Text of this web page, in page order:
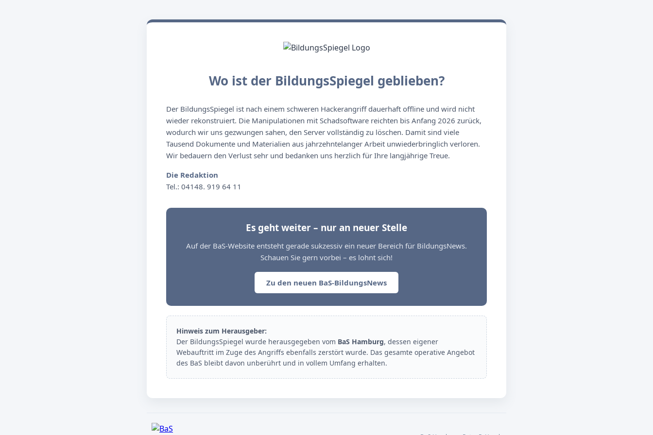
Wo ist der BildungsSpiegel geblieben?
Der BildungsSpiegel ist nach einem schweren Hackerangriff dauerhaft offline und wird nicht
wieder rekonstruiert. Die Manipulationen mit Schadsoftware reichten bis Anfang 2026 zurück,
wodurch wir uns gezwungen sahen, den Server vollständig zu löschen. Damit sind viele
Tausend Dokumente und Materialien aus jahrzehntelanger Arbeit unwiederbringlich verloren.
Wir bedauern den Verlust sehr und bedanken uns herzlich für Ihre langjährige Treue.
Die Redaktion
Tel.: 04148. 919 64 11
Es geht weiter – nur an neuer Stelle
Auf der BaS-Website entsteht gerade sukzessiv ein neuer Bereich für BildungsNews.
Schauen Sie gern vorbei – es lohnt sich!
Zu den neuen BaS-BildungsNews
Hinweis zum Herausgeber:
Der BildungsSpiegel wurde herausgegeben vom BaS Hamburg, dessen eigener
Webauftritt im Zuge des Angriffs ebenfalls zerstört wurde. Das gesamte operative Angebot
des BaS bleibt davon unberührt und in vollem Umfang erhalten.